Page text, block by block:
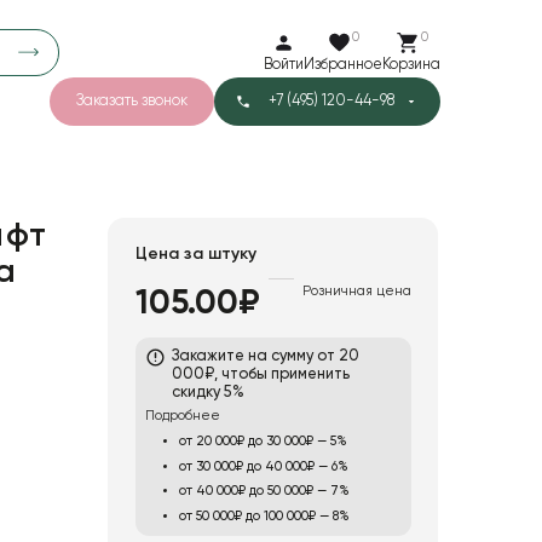
Войти
0
Избранное
0
Корзина
Заказать звонок +7 (495) 120-44-98
Цена за штуку
105.00₽ Розничная цена
Закажите на сумму от 20
000₽, чтобы применить
скидку 5%
Подробнее
от 20 000₽ до 30 000₽ — 5%
от 30 000₽ до 40 000₽ — 6%
от 40 000₽ до 50 000₽ — 7%
от 50 000₽ до 100 000₽ — 8%